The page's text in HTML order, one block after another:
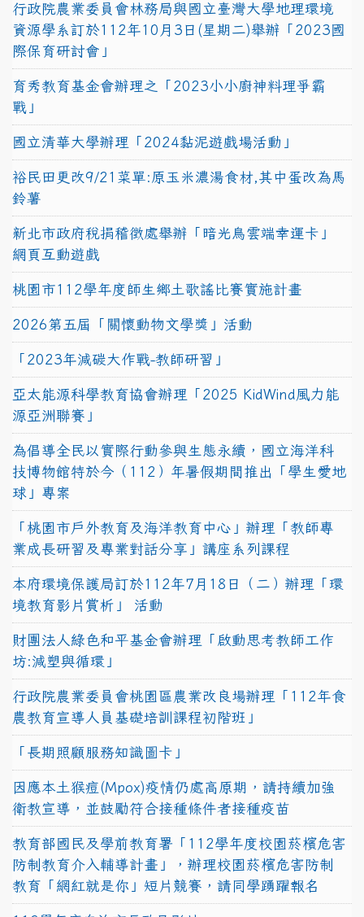
行政院農業委員會林務局與國立臺灣大學地理環境
資源學系訂於112年10月3日(星期二)舉辦「2023國
際保育研討會」
育秀教育基金會辦理之「2023小小廚神料理爭霸
戰」
國立清華大學辦理「2024黏泥遊戲場活動」
裕民田更改9/21菜單:原玉米濃湯食材,其中蛋改為馬
鈴薯
新北市政府稅捐稽徵處舉辦「暗光鳥雲端幸運卡」
網頁互動遊戲
桃園市112學年度師生鄉土歌謠比賽實施計畫
2026第五屆「關懷動物文學獎」活動
「2023年減碳大作戰-教師研習」
亞太能源科學教育協會辦理「2025 KidWind風力能
源亞洲聯賽」
為倡導全民以實際行動參與生態永續，國立海洋科
技博物館特於今（112）年暑假期間推出「學生愛地
球」專案
「桃園市戶外教育及海洋教育中心」辦理「教師專
業成長研習及專業對話分享」講座系列課程
本府環境保護局訂於112年7月18日（二）辦理「環
境教育影片賞析」 活動
財團法人綠色和平基金會辦理「啟動思考教師工作
坊:減塑與循環」
行政院農業委員會桃園區農業改良場辦理「112年食
農教育宣導人員基礎培訓課程初階班」
「長期照顧服務知識圖卡」
因應本土猴痘(Mpox)疫情仍處高原期，請持續加強
衛教宣導，並鼓勵符合接種條件者接種疫苗
教育部國民及學前教育署「112學年度校園菸檳危害
防制教育介入輔導計畫」，辦理校園菸檳危害防制
教育「網紅就是你」短片競賽，請同學踴躍報名